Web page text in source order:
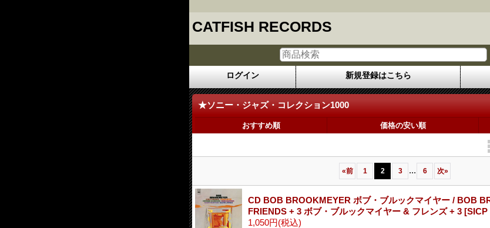
CATFISH RECORDS
ログイン 新規登録はこちら
★ソニー・ジャズ・コレクション1000
おすすめ順 価格の安い順
«前 1 2 3 ... 6 次»
CD BOB BROOKMEYER ボブ・ブルックマイヤー / BOB
FRIENDS + 3 ボブ・ブルックマイヤー & フレンズ + 3 [SICP
1,050円(税込)